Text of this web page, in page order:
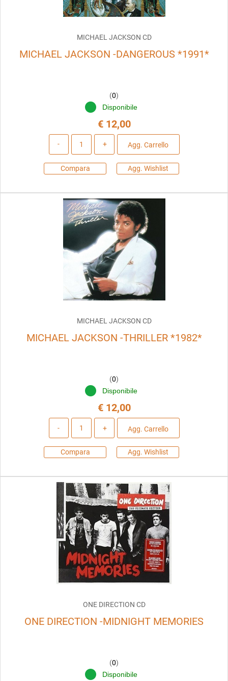
MICHAEL JACKSON CD
MICHAEL JACKSON -DANGEROUS *1991*
(0)
Disponibile
€ 12,00
Agg. Carrello
Compara Agg. Wishlist
MICHAEL JACKSON CD
MICHAEL JACKSON -THRILLER *1982*
(0)
Disponibile
€ 12,00
Agg. Carrello
Compara Agg. Wishlist
ONE DIRECTION CD
ONE DIRECTION -MIDNIGHT MEMORIES
(0)
Disponibile